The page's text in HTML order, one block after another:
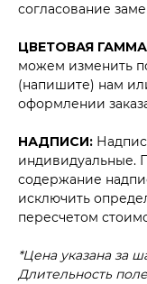
согласование
ЦВЕТОВАЯ
можем изменить
(напишите) нам
оформлении
НАДПИСИ:
индивидуальные.
содержание
исключить
пересчетом
*Цена указана за
Длительность